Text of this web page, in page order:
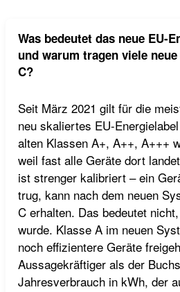
Was bedeutet das neue EU-
und warum tragen viele
C?
Seit März 2021 gilt für die
neu skaliertes EU-
alten Klassen A+, A++, A+++
weil fast alle Geräte dort
ist strenger kalibriert – ein
trug, kann nach dem neuen
C erhalten. Das bedeutet
wurde. Klasse A im neuen
noch effizientere Geräte
Aussagekräftiger als der
Jahresverbrauch in kWh, der